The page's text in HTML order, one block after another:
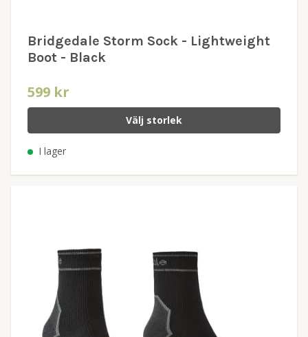
Bridgedale Storm Sock - Lightweight
Boot - Black
599 kr
Välj storlek
I lager